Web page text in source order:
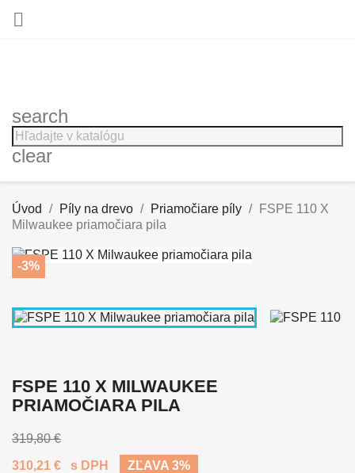

search
clear
Úvod Píly na drevo Priamočiare píly
FSPE 110 X
Milwaukee priamočiara pila
-3%
FSPE 110 X MILWAUKEE
PRIAMOČIARA PILA
319,80 €
310,21 €
s DPH ZĽAVA 3%